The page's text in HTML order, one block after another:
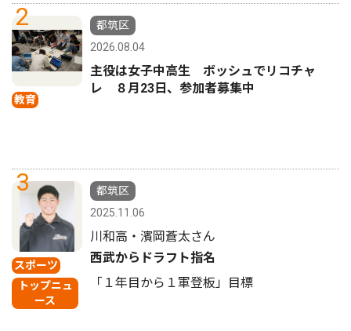
2
教育
都筑区
2026.08.04
主役は女子中高生 ボッシュでリコチャ
レ ８月23日、参加者募集中
3
スポーツ
トップニュ
ース
都筑区
2025.11.06
川和高・濱岡蒼太さん
西武からドラフト指名
「１年目から１軍登板」目標